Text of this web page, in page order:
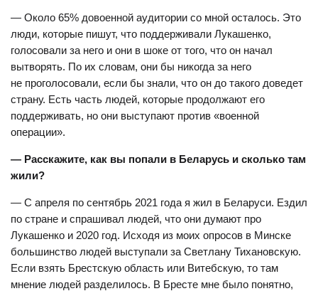
— Около 65% довоенной аудитории со мной осталось. Это
люди, которые пишут, что поддерживали Лукашенко,
голосовали за него и они в шоке от того, что он начал
вытворять. По их словам, они бы никогда за него
не проголосовали, если бы знали, что он до такого доведет
страну. Есть часть людей, которые продолжают его
поддерживать, но они выступают против «военной
операции».
— Расскажите, как вы попали в Беларусь и сколько там
жили?
— С апреля по сентябрь 2021 года я жил в Беларуси. Ездил
по стране и спрашивал людей, что они думают про
Лукашенко и 2020 год. Исходя из моих опросов в Минске
большинство людей выступали за Светлану Тихановскую.
Если взять Брестскую область или Витебскую, то там
мнение людей разделилось. В Бресте мне было понятно,